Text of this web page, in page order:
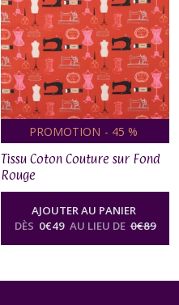
PROMOTION - 45 %
Tissu Coton Couture sur Fond
Rouge
AJOUTER AU PANIER
DÈS 0€49 AU LIEU DE 0€89